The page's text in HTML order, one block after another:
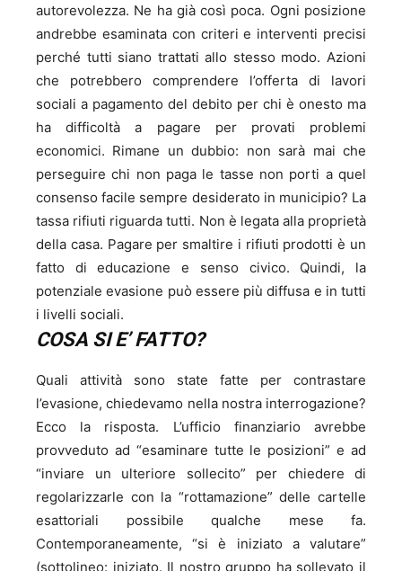
autorevolezza. Ne ha già così poca. Ogni posizione
andrebbe esaminata con criteri e interventi precisi
perché tutti siano trattati allo stesso modo. Azioni
che potrebbero comprendere l’offerta di lavori
sociali a pagamento del debito per chi è onesto ma
ha difficoltà a pagare per provati problemi
economici. Rimane un dubbio: non sarà mai che
perseguire chi non paga le tasse non porti a quel
consenso facile sempre desiderato in municipio? La
tassa rifiuti riguarda tutti. Non è legata alla proprietà
della casa. Pagare per smaltire i rifiuti prodotti è un
fatto di educazione e senso civico. Quindi, la
potenziale evasione può essere più diffusa e in tutti
i livelli sociali.
COSA SI E’ FATTO?
Quali attività sono state fatte per contrastare
l’evasione, chiedevamo nella nostra interrogazione?
Ecco la risposta. L’ufficio finanziario avrebbe
provveduto ad “esaminare tutte le posizioni” e ad
“inviare un ulteriore sollecito” per chiedere di
regolarizzarle con la “rottamazione” delle cartelle
esattoriali possibile qualche mese fa.
Contemporaneamente, “si è iniziato a valutare”
(sottolineo: iniziato. Il nostro gruppo ha sollevato il